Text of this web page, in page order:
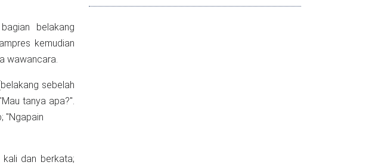
belakang
kemudian
wawancara.
sebelah
tanya apa?".
"Ngapain
dan berkata;